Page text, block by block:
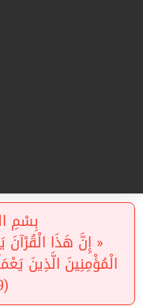
بِسْمِ
« إِنَّ هَذَا
الْمُؤْمِنِينَ الَّذِينَ
(9) (الإسراء) »